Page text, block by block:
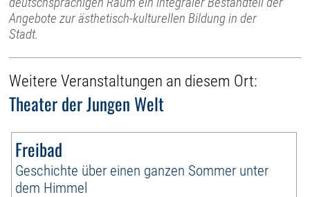
Angebote zur ästhetisch-kulturellen Bildung in der
Stadt.
Weitere Veranstaltungen an diesem Ort:
Theater der Jungen Welt
Freibad
Geschichte über einen ganzen Sommer unter
dem Himmel